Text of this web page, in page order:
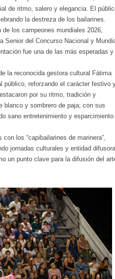
de ritmo, salero y elegancia. El
la destreza de los bailarines.
los campeones mundiales 2026,
Senior del Concurso Nacional y
fue una de las más esperadas y
la reconocida gestora cultural Fátima
público, reforzando el carácter festivo
por su ritmo, tradición y
blanco y sombrero de paja; con sus
sano entretenimiento y esparcimiento
los “capibailarines de marinera”,
jornadas culturales y entidad difusora
un punto clave para la difusión del